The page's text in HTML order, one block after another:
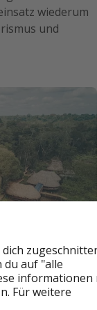
wiederum
und
Bedeutung
du auf "alle
informationen
Für weitere